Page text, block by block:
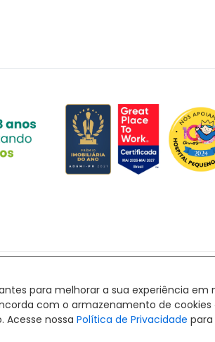
para melhorar a sua experiência
com o armazenamento de
Acesse nossa Política de Privacidade
Política de privacidade
Termos
Feito com
pelo time daRocketImob |